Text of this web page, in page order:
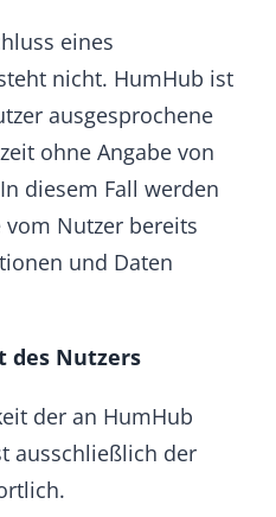
zudem, auf allen
gestellten
Weise anderen
zu stellen,
verletzen oder
verstoßen.
Geheimhaltung
Das
für den
nicht
und die